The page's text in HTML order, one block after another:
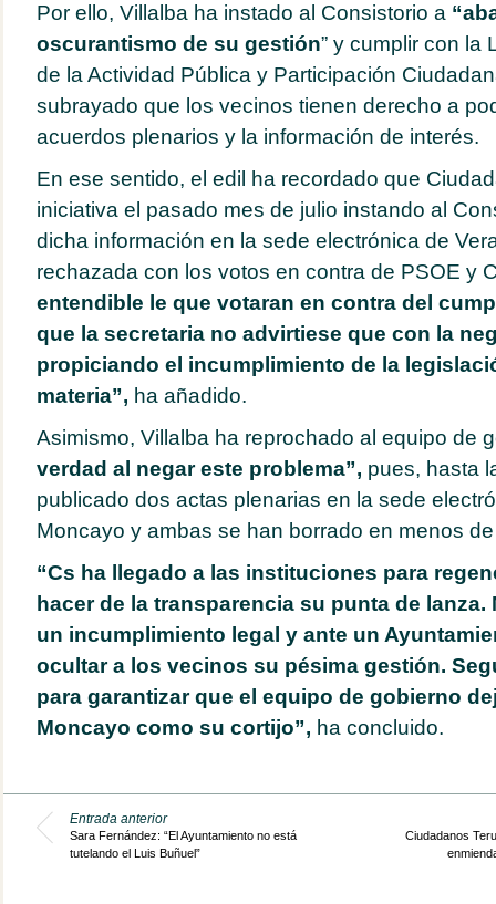
Por ello, Villalba ha instado al Consistorio a
oscurantismo de su gestión” y cumplir con la
de la Actividad Pública y Participación
subrayado que los vecinos tienen derecho a
acuerdos plenarios y la información de interés.
En ese sentido, el edil ha recordado que
iniciativa el pasado mes de julio instando al
dicha información en la sede electrónica de
rechazada con los votos en contra de PSOE y
entendible le que votaran en contra del
que la secretaria no advirtiese que con la
propiciando el incumplimiento de la
materia”, ha añadido.
Asimismo, Villalba ha reprochado al equipo de
verdad al negar este problema”, pues, hasta
publicado dos actas plenarias en la sede
Moncayo y ambas se han borrado en menos
“Cs ha llegado a las instituciones para
hacer de la transparencia su punta de lanza.
un incumplimiento legal y ante un
ocultar a los vecinos su pésima gestión.
para garantizar que el equipo de gobierno
Moncayo como su cortijo”, ha concluido.
Entrada anterior
Sara Fernández: “El Ayuntamiento no está
tutelando el Luis Buñuel”
Ciudadanos